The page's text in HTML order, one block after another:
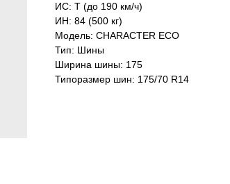
ИС: T (до 190 км/ч)
ИН: 84 (500 кг)
Модель: CHARACTER ECO
Тип: Шины
Ширина шины: 175
Типоразмер шин: 175/70 R14